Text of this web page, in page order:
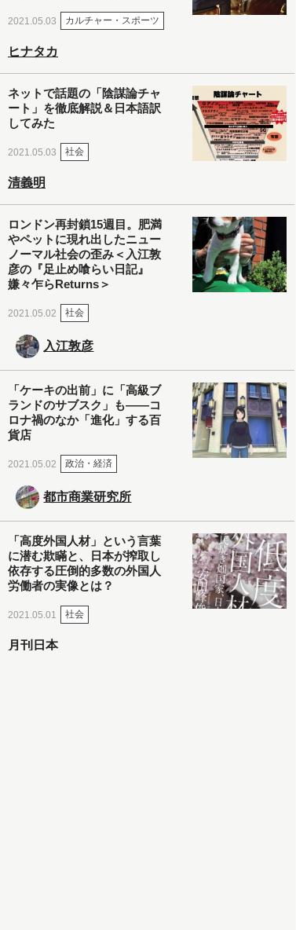
2021.05.03 カルチャー・スポーツ
ヒナタカ
ネットで話題の「陰謀論チャ
ート」を徹底解説＆日本語訳
してみた
2021.05.03 社会
清義明
ロンドン再封鎖15週目。肥満
やペットに現れ出したニュー
ノーマル社会の歪み＜入江敦
彦の『足止め喰らい日記』
嫌々乍らReturns＞
2021.05.02 社会
入江敦彦
「ケーキの出前」に「高級ブ
ランドのサブスク」も――コ
ロナ禍のなか「進化」する百
貨店
2021.05.02 政治・経済
都市商業研究所
「高度外国人材」という言葉
に潜む欺瞞と、日本が搾取し
依存する圧倒的多数の外国人
労働者の実像とは？
2021.05.01 社会
月刊日本